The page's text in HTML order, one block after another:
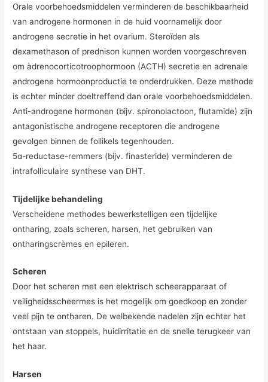
Orale voorbehoedsmiddelen verminderen de beschikbaarheid
van androgene hormonen in de huid voornamelijk door
androgene secretie in het ovarium. Steroïden als
dexamethason of prednison kunnen worden voorgeschreven
om àdrenocorticotroophormoon (ACTH) secretie en adrenale
androgene hormoonproductie te onderdrukken. Deze methode
is echter minder doeltreffend dan orale voorbehoedsmiddelen.
Anti-androgene hormonen (bijv. spironolactoon, flutamide) zijn
antagonistische androgene receptoren die androgene
gevolgen binnen de follikels tegenhouden.
5α-reductase-remmers (bijv. finasteride) verminderen de
intrafolliculaire synthese van DHT.
Tijdelijke behandeling
Verscheidene methodes bewerkstelligen een tijdelijke
ontharing, zoals scheren, harsen, het gebruiken van
ontharingscrèmes en epileren.
Scheren
Door het scheren met een elektrisch scheerapparaat of
veiligheidsscheermes is het mogelijk om goedkoop en zonder
veel pijn te ontharen. De welbekende nadelen zijn echter het
ontstaan van stoppels, huidirritatie en de snelle terugkeer van
het haar.
Harsen